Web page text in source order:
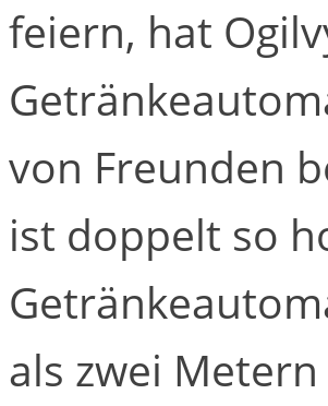
feiern, hat
von Freunden
ist doppelt so
als zwei